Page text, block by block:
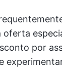
oferta
por